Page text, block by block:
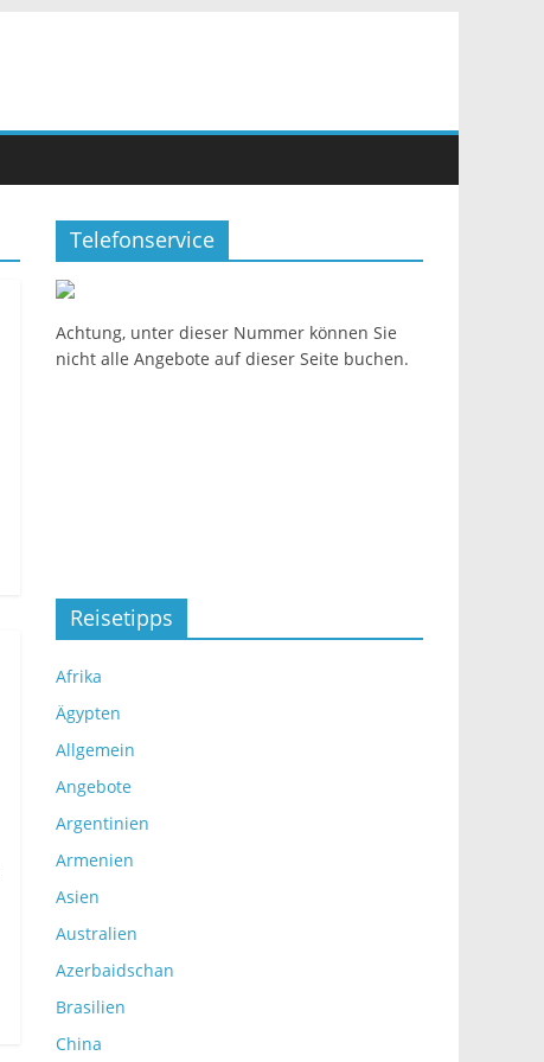
Telefonservice
Achtung, unter dieser Nummer können Sie
nicht alle Angebote auf dieser Seite buchen.
Reisetipps
Afrika
Ägypten
Allgemein
Angebote
Argentinien
Armenien
Asien
Australien
Azerbaidschan
Brasilien
China